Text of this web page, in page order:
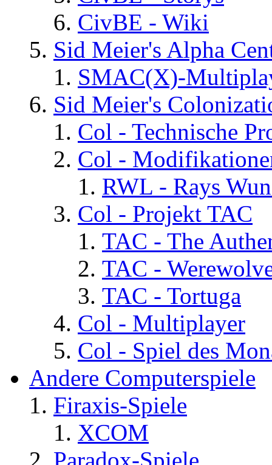
CivBE - Wiki
Sid Meier's Alpha
SMAC(X)-
Sid Meier's
Col - Technische
Col -
RWL - Rays
Col - Projekt TAC
TAC - The
TAC -
TAC - Tortuga
Col - Multiplayer
Col - Spiel des
Andere Computerspiele
Firaxis-Spiele
XCOM